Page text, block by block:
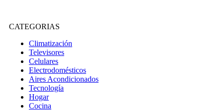
CATEGORIAS
Climatización
Televisores
Celulares
Electrodomésticos
Aires Acondicionados
Tecnología
Hogar
Cocina